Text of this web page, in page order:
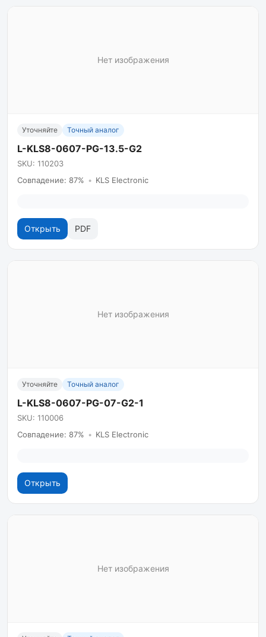
Нет изображения
Уточняйте Точный аналог
L-KLS8-0607-PG-13.5-G2
SKU: 110203
Совпадение: 87% • KLS Electronic
Открыть PDF
Нет изображения
Уточняйте Точный аналог
L-KLS8-0607-PG-07-G2-1
SKU: 110006
Совпадение: 87% • KLS Electronic
Открыть
Нет изображения